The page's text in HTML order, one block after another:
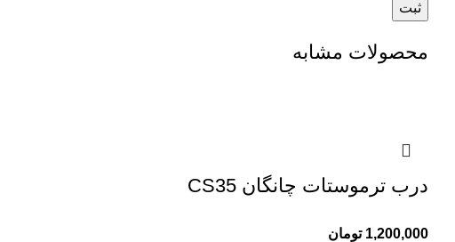
محصولات مشابه
درب ترموستات چانگان CS35
1,200,000 تومان